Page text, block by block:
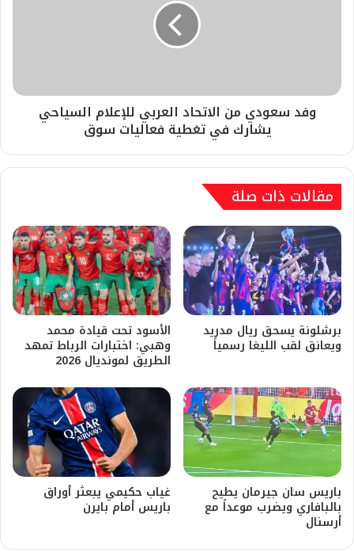
وفد سعودي من الاتحاد العربي للإعلام السياحي
يشارك في تغطية فعاليات سوق
مقالات ذات صلة
برشلونة يسحق ريال مدريد
ويعانق لقب الليغا رسمياً
​الأسود تحت قيادة محمد
وهبي: اختبارات الرباط تمهد
الطريق لمونديال 2026
باريس سان جيرمان يطيح
بالبافاري ويضرب موعداً مع
أرسنال
غياب حكيمي يبعثر أوراق
باريس أمام بايرن